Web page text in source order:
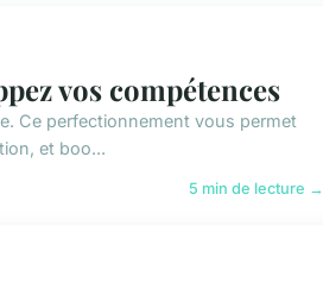
vos compétences
Ce perfectionnement vous permet
et boo...
5 min de lecture →